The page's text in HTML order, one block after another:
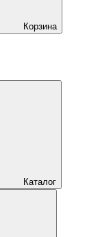
Корзина
Каталог